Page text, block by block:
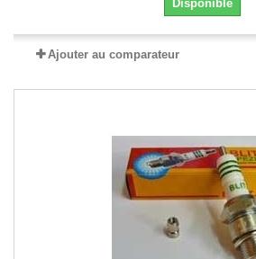
Disponible
Ajouter au comparateur